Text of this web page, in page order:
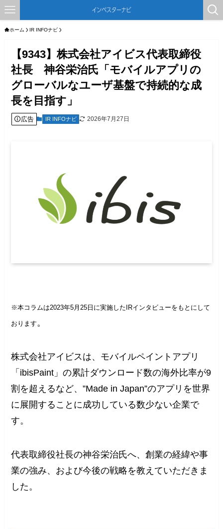
ホーム IR INFOナビ
【9343】株式会社アイビス代表取締役
社長 神谷栄治氏「モバイルアプリの
グローバルなユーザ基盤で持続的な成
長を目指す」
広告 IR INFOナビ 2026年7月27日
※本コラムは2023年5月25日に実施したIRインタビューをもとにして
おります。
株式会社アイビスは、モバイルペイントアプリ
「ibisPaint」の累計ダウンロード数の海外比率が9
割を超えるなど、”Made in Japan”のアプリを世界
に展開することに成功している数少ない企業で
す。
代表取締役社長の神谷栄治氏へ、創業の経緯や事
業の強み、および今後の戦略を教えていただきま
した。